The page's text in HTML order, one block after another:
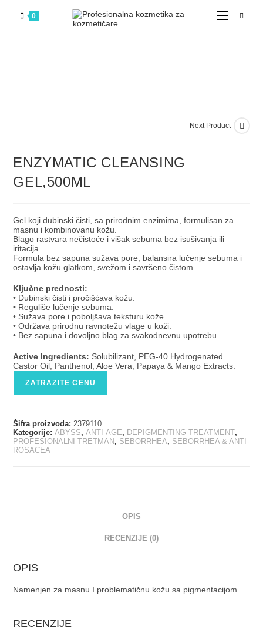
0
Next Product
ENZYMATIC CLEANSING
GEL,500ML
Gel koji dubinski čisti, sa prirodnim enzimima, formulisan za
masnu i kombinovanu kožu.
Blago rastvara nečistoće i višak sebuma bez isušivanja ili
iritacija.
Formula bez sapuna sužava pore, balansira lučenje sebuma i
ostavlja kožu glatkom, svežom i savršeno čistom.
Ključne prednosti:
• Dubinski čisti i pročišćava kožu.
• Reguliše lučenje sebuma.
• Sužava pore i poboljšava teksturu kože.
• Održava prirodnu ravnotežu vlage u koži.
• Bez sapuna i dovoljno blag za svakodnevnu upotrebu.
Active Ingredients: Solubilizant, PEG-40 Hydrogenated
Castor Oil, Panthenol, Aloe Vera, Papaya & Mango Extracts.
ZATRAZITE CENU
Šifra proizvoda:2379110
Kategorije:ABYSS,ANTI-AGE, DEPIGMENTING TREATMENT,
PROFESIONALNI TRETMAN , SEBORRHEA, SEBORRHEA & ANTI-
ROSACEA
OPIS
RECENZIJE (0)
OPIS
Namenjen za masnu I problematičnu kožu sa pigmentacijom.
RECENZIJE